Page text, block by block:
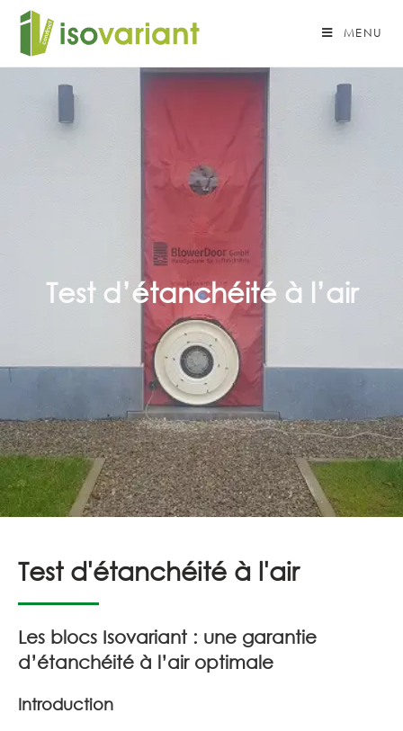
MENU
Test d’étanchéité à l’air
Test d'étanchéité à l'air
Les blocs Isovariant : une garantie
d’étanchéité à l’air optimale
Introduction